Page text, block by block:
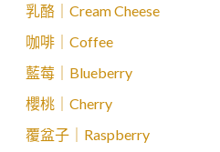
乳酪｜Cream Cheese
咖啡｜Coffee
藍莓｜Blueberry
櫻桃｜Cherry
覆盆子｜Raspberry